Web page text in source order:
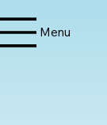
Menu